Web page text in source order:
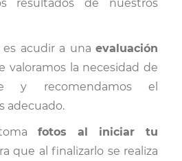
resultados de nuestros
es acudir a unaevaluación
valoramos la necesidad de
y recomendamos el
adecuado.
fotos al iniciar tu
que al finalizarlo se realiza